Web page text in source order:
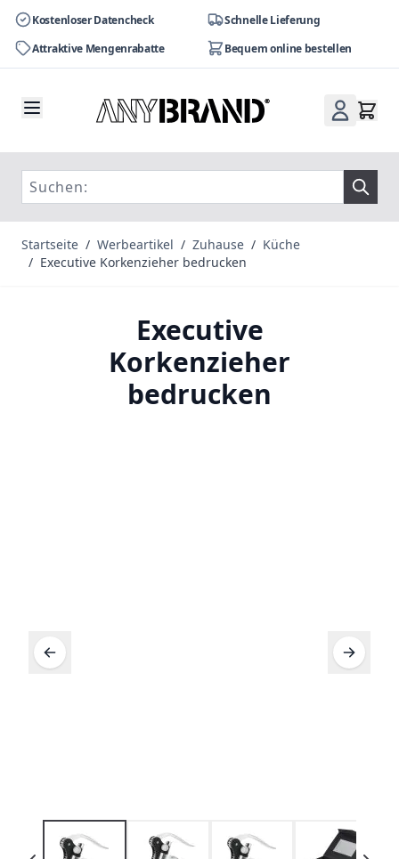
Kostenloser Datencheck
Schnelle Lieferung
Attraktive Mengenrabatte
Bequem online bestellen
Startseite / Werbeartikel / Zuhause / Küche
/ Executive Korkenzieher bedrucken
Executive
Korkenzieher
bedrucken